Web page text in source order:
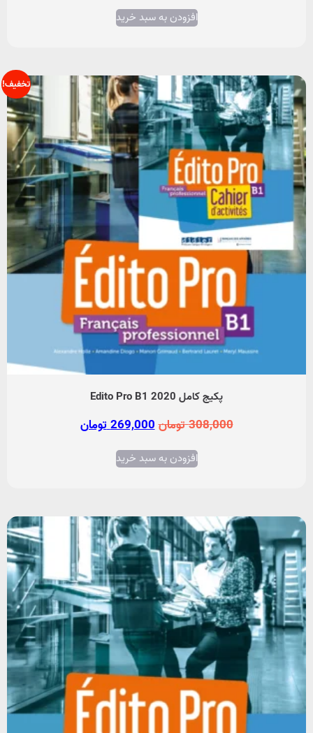
افزودن به سبد خرید
تخفیف!
پکیج کامل Edito Pro B1 2020
308,000تومان269,000تومان
افزودن به سبد خرید